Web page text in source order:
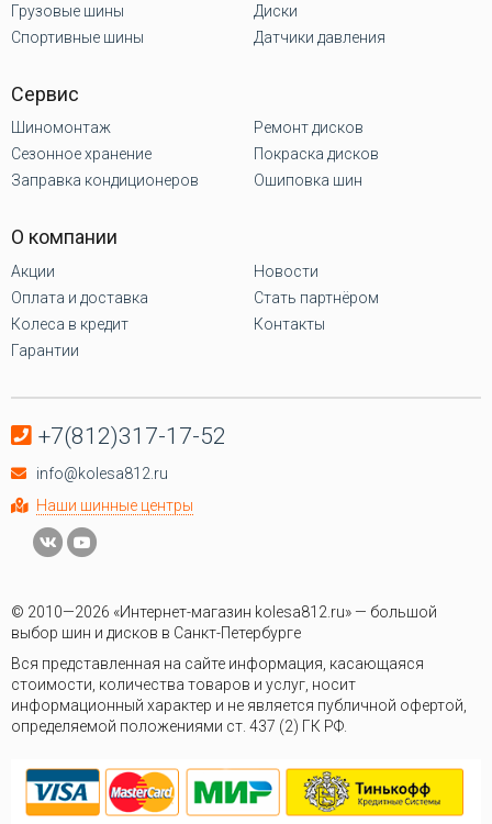
Грузовые шины
Спортивные шины
Диски
Датчики давления
Сервис
Шиномонтаж
Сезонное хранение
Заправка кондиционеров
Ремонт дисков
Покраска дисков
Ошиповка шин
О компании
Акции
Оплата и доставка
Колеса в кредит
Гарантии
Новости
Стать партнёром
Контакты
+7(812)317-17-52
info@kolesa812.ru
Наши шинные центры
© 2010—2026 «Интернет-магазин kolesa812.ru» — большой
выбор шин и дисков в Санкт-Петербурге
Вся представленная на сайте информация, касающаяся
стоимости, количества товаров и услуг, носит
информационный характер и не является публичной офертой,
определяемой положениями ст. 437 (2) ГК РФ.